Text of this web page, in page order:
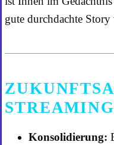
gute durchdachte Story
Konsolidierung: